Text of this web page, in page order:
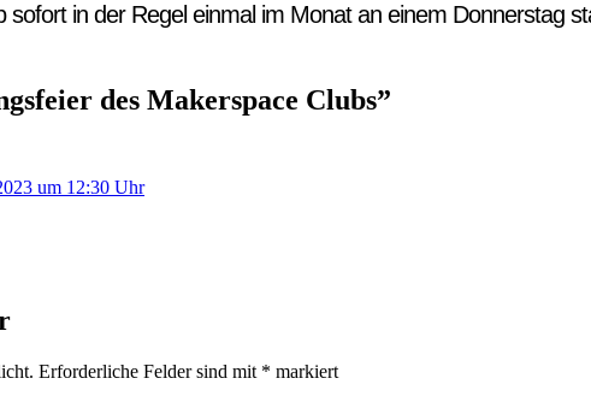
sofort in der Regel einmal im Monat an einem Donnerstag
des Makerspace Clubs”
um 12:30 Uhr
Erforderliche Felder sind mit * markiert